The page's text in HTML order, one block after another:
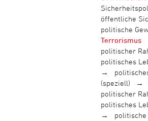
öffentliche
politische
Terrorismus
politischer
politisches
(speziell)
politischer
politisches